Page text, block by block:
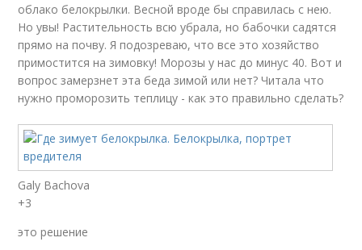
облако белокрылки. Весной вроде бы справилась с нею.
Но увы! Растительность всю убрала, но бабочки садятся
прямо на почву. Я подозреваю, что все это хозяйство
примостится на зимовку! Морозы у нас до минус 40. Вот и
вопрос замерзнет эта беда зимой или нет? Читала что
нужно проморозить теплицу - как это правильно сделать?
Galy Bachova
+3
это решение